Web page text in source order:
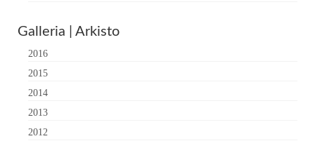
Galleria | Arkisto
2016
2015
2014
2013
2012